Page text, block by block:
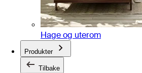
Hage og uterom
Produkter
Tilbake